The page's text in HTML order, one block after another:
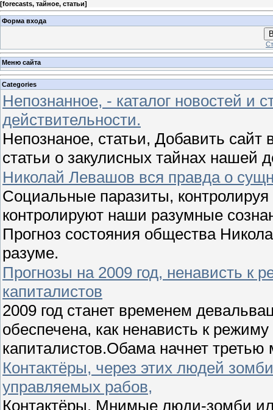
[forecasts, тайное, статьи]
Форма входа
Меню сайта
Categories
Непознанное, - каталог новостей и
действительности.
Непознаное, статьи, Добавить сайт
статьи о закулисных тайнах нашей
Николай Левашов вся правда о
Социальные паразиты,
контролируют наши разумные
Прогноз состояния общества
разуме.
Прогнозы на 2009 год, ненависть к
капиталистов
2009 год станет временем
обеспечена, как ненависть к
капиталистов.Обама начнет
Контактёры, через этих людей
управляемых рабов,
Контактёры. Мнимые люди-зомби